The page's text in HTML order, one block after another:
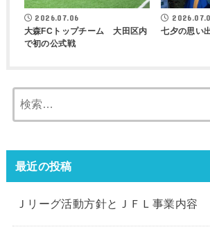
2026.07.06
大森FCトップチーム 大田区内
で初の公式戦
七夕の思い
索:
最近の投稿
Ｊリーグ活動方針とＪＦＬ事業内容